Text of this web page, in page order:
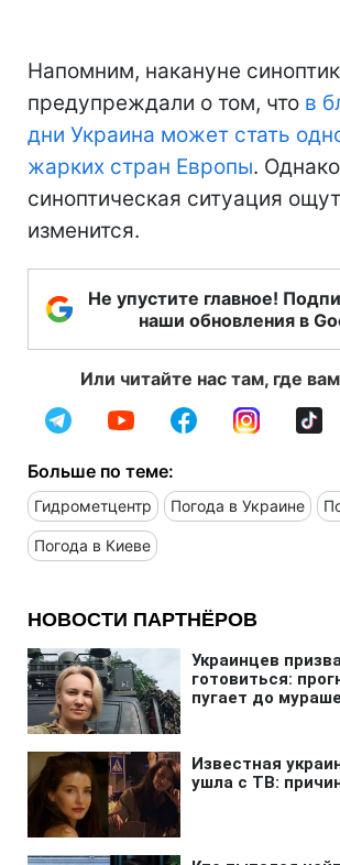
Напомним, накануне
предупреждали о том, что в
дни Украина может стать
жарких стран Европы.
синоптическая ситуация
изменится.
Не упустите главное!
наши обновления в
Или читайте нас там, где
Больше по теме:
Гидрометцентр Погода в Украине
Погода в Киеве